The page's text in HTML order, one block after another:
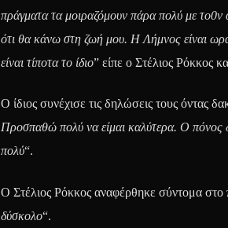
πράγματα τα μοιραζόμουν πάρα πολύ με
ότι θα κάνω στη ζωή μου. Η Λήμνος είναι
είναι τίποτα το ίδιο” είπε ο Στέλιος Ρόκκος
Ο ίδιος συνέχισε τις δηλώσεις τους όντας
Προσπαθώ πολύ να είμαι καλύτερα. Ο πόνος
πολύ“.
Ο Στέλιος Ρόκκος αναφέρθηκε σύντομα στο
δύσκολο“.